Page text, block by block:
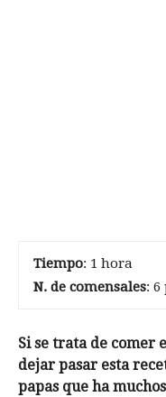
Tiempo: 1 hora
N. de comensales: 6
Si se trata de comer
dejar pasar esta
papas que ha